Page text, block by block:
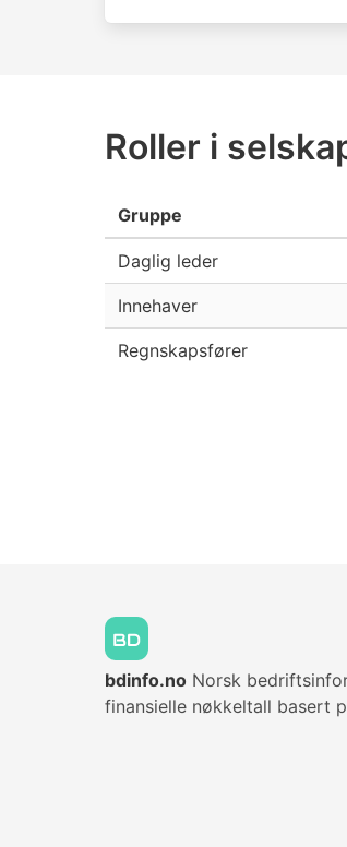
Roller i
Gruppe
Daglig leder
Innehaver
Regnskapsfører
bdinfo.no Norsk
finansielle nøkkeltall basert